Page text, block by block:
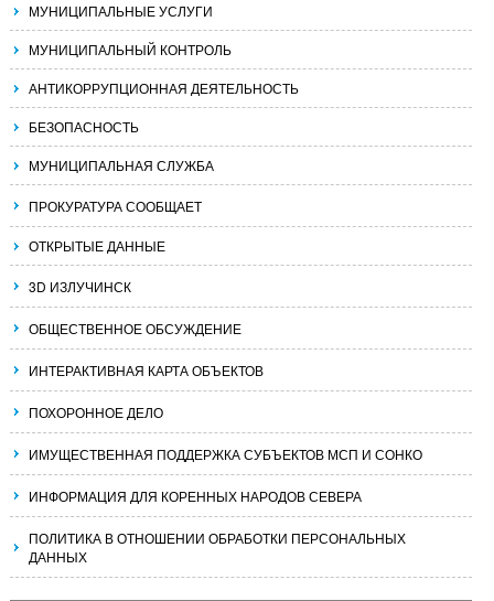
МУНИЦИПАЛЬНЫЕ УСЛУГИ
МУНИЦИПАЛЬНЫЙ КОНТРОЛЬ
АНТИКОРРУПЦИОННАЯ ДЕЯТЕЛЬНОСТЬ
БЕЗОПАСНОСТЬ
МУНИЦИПАЛЬНАЯ СЛУЖБА
ПРОКУРАТУРА СООБЩАЕТ
ОТКРЫТЫЕ ДАННЫЕ
3D ИЗЛУЧИНСК
ОБЩЕСТВЕННОЕ ОБСУЖДЕНИЕ
ИНТЕРАКТИВНАЯ КАРТА ОБЪЕКТОВ
ПОХОРОННОЕ ДЕЛО
ИМУЩЕСТВЕННАЯ ПОДДЕРЖКА СУБЪЕКТОВ МСП И СОНКО
ИНФОРМАЦИЯ ДЛЯ КОРЕННЫХ НАРОДОВ СЕВЕРА
ПОЛИТИКА В ОТНОШЕНИИ ОБРАБОТКИ ПЕРСОНАЛЬНЫХ
ДАННЫХ